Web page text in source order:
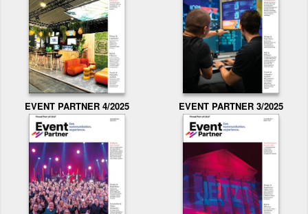
EVENT PARTNER 4/2025 EVENT PARTNER 3/2025